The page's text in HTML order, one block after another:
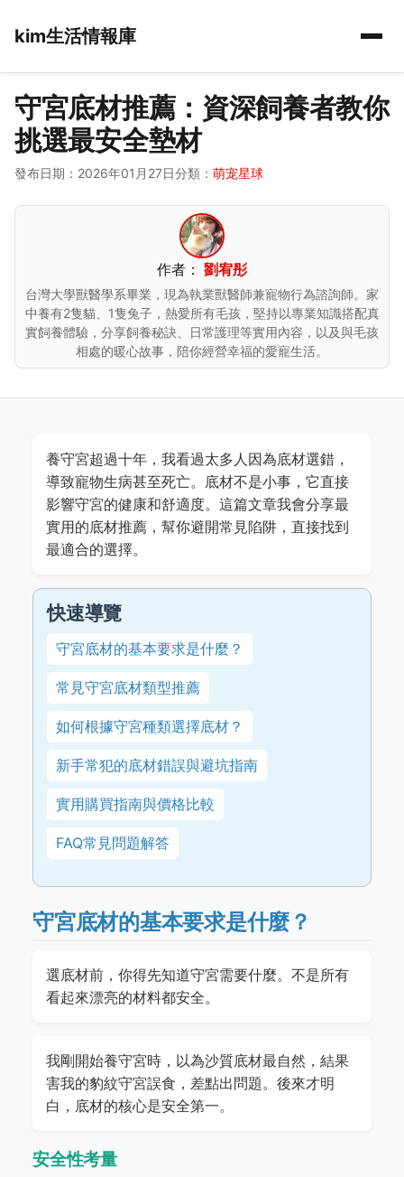
kim生活情報庫
守宮底材推薦：資深飼養者教你
挑選最安全墊材
發布日期：2026年01月27日分類： 萌宠星球
作者： 劉宥彤
台灣大學獸醫學系畢業，現為執業獸醫師兼寵物行為諮詢師。家
中養有2隻貓、1隻兔子，熱愛所有毛孩，堅持以專業知識搭配真
實飼養體驗，分享飼養秘訣、日常護理等實用內容，以及與毛孩
相處的暖心故事，陪你經營幸福的愛寵生活。
養守宮超過十年，我看過太多人因為底材選錯，
導致寵物生病甚至死亡。底材不是小事，它直接
影響守宮的健康和舒適度。這篇文章我會分享最
實用的底材推薦，幫你避開常見陷阱，直接找到
最適合的選擇。
快速導覽
守宮底材的基本要求是什麼？
常見守宮底材類型推薦
如何根據守宮種類選擇底材？
新手常犯的底材錯誤與避坑指南
實用購買指南與價格比較
FAQ常見問題解答
守宮底材的基本要求是什麼？
選底材前，你得先知道守宮需要什麼。不是所有
看起來漂亮的材料都安全。
我剛開始養守宮時，以為沙質底材最自然，結果
害我的豹紋守宮誤食，差點出問題。後來才明
白，底材的核心是安全第一。
安全性考量